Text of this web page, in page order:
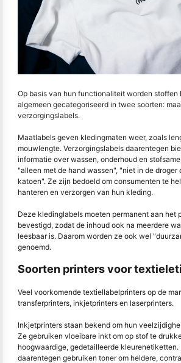
Op basis van hun functionaliteit worden stoffen
algemeen gecategoriseerd in twee soorten:
verzorgingslabels.
Maatlabels geven kledingmaten weer, zoals
mouwlengte. Verzorgingslabels daarentegen
informatie over wassen, onderhoud en
"alleen met de hand wassen", "niet in de droger
katoen". Ze zijn bedoeld om consumenten te
hanteren en verzorgen van hun kleding.
Deze kledinglabels moeten permanent aan het
bevestigd, zodat de inhoud ook na meerdere
leesbaar is. Daarom worden ze ook wel
genoemd.
Soorten printers voor
Veel voorkomende textiellabelprinters op de
transferprinters, inkjetprinters en laserprinters.
Inkjetprinters staan bekend om hun
Ze gebruiken vloeibare inkt om op stof te
hoogwaardige, gedetailleerde kleurenetiketten.
daarentegen gebruiken toner om heldere,